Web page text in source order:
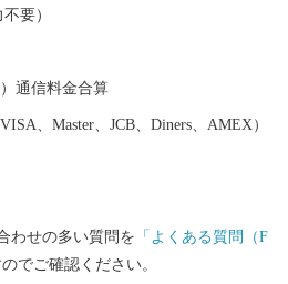
要）
通信料金合算
、Master、JCB、Diners、AMEX）
わせの多い質問を 「よくある質問（F
でご確認ください。